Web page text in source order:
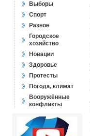
Выборы
Спорт
Разное
Городское
хозяйство
Новации
Здоровье
Протесты
Погода, климат
Вооружённые
конфликты